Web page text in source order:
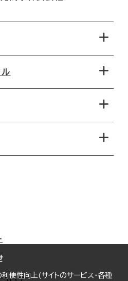
便性向上(サイトのサービス・各種
ル
ン